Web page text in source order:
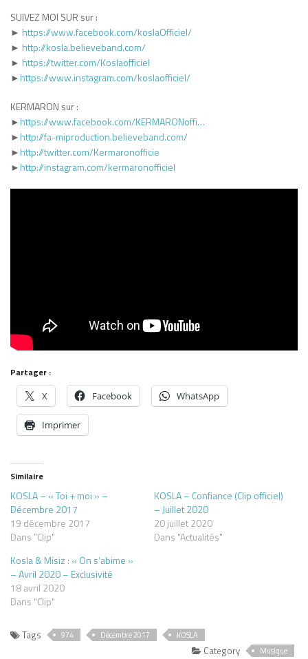
SUIVEZ MOI SUR sur :
► https://www.facebook.com/koslaOfficiel/
► http://kosla.believeband.com/
► https://twitter.com/Koslaofficiel
►https://www.instagram.com/koslaofficiel/
KERMARON sur :
►https://www.facebook.com/KERMARONoffi…
►http://fa-miproduction.believeband.com/
►http://twitter.com/Kermaronofficie
►http://instagram.com/kermaronofficiel
Partager :
X Facebook WhatsApp
Imprimer
Similaire
KOSLA – « Toi + moi » –
Décembre 2017
19 décembre 2017
Dans "Clip"
KOSLA – Confiance (Clip officiel)
– Juillet 2020
20 juillet 2020
Dans "Actualités"
Kosla & Misiz : « On s’abime »
– Avril 2020 – Exclusivité
18 avril 2020
Dans "Clip"
Tags 974 Décembre 2017 KOSLA
Category Musique